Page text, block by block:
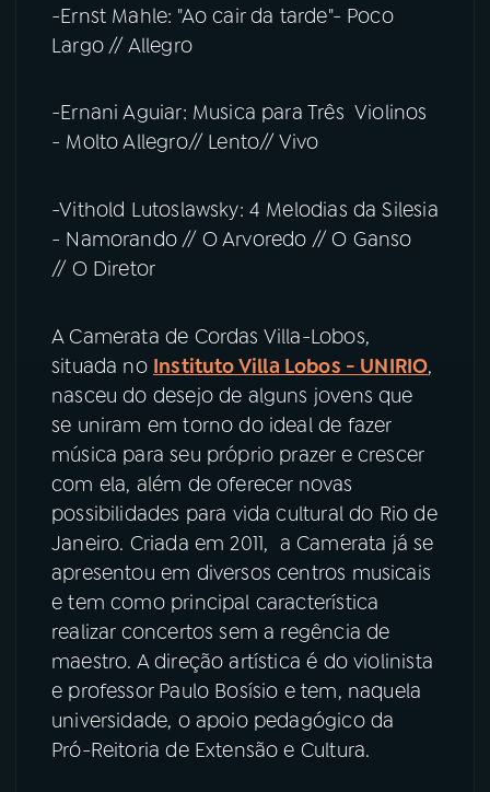
-Ernst Mahle: "Ao cair da tarde"- Poco
Largo // Allegro
-Ernani Aguiar: Musica para Três Violinos
- Molto Allegro// Lento// Vivo
-Vithold Lutoslawsky: 4 Melodias da Silesia
- Namorando // O Arvoredo // O Ganso
// O Diretor
A Camerata de Cordas Villa-Lobos,
situada no Instituto Villa Lobos - UNIRIO,
nasceu do desejo de alguns jovens que
se uniram em torno do ideal de fazer
música para seu próprio prazer e crescer
com ela, além de oferecer novas
possibilidades para vida cultural do Rio de
Janeiro. Criada em 2011, a Camerata já se
apresentou em diversos centros musicais
e tem como principal característica
realizar concertos sem a regência de
maestro. A direção artística é do violinista
e professor Paulo Bosísio e tem, naquela
universidade, o apoio pedagógico da
Pró-Reitoria de Extensão e Cultura.